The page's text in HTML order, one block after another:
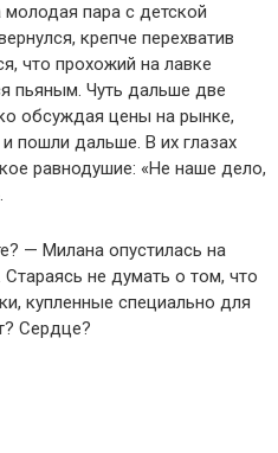
пара с детской
крепче перехватив
что прохожий на лавке
пьяным. Чуть дальше две
обсуждая цены на рынке,
пошли дальше. В их глазах
равнодушие: «Не наше дело,
— Милана опустилась на
не думать о том, что
купленные специально для
Сердце?